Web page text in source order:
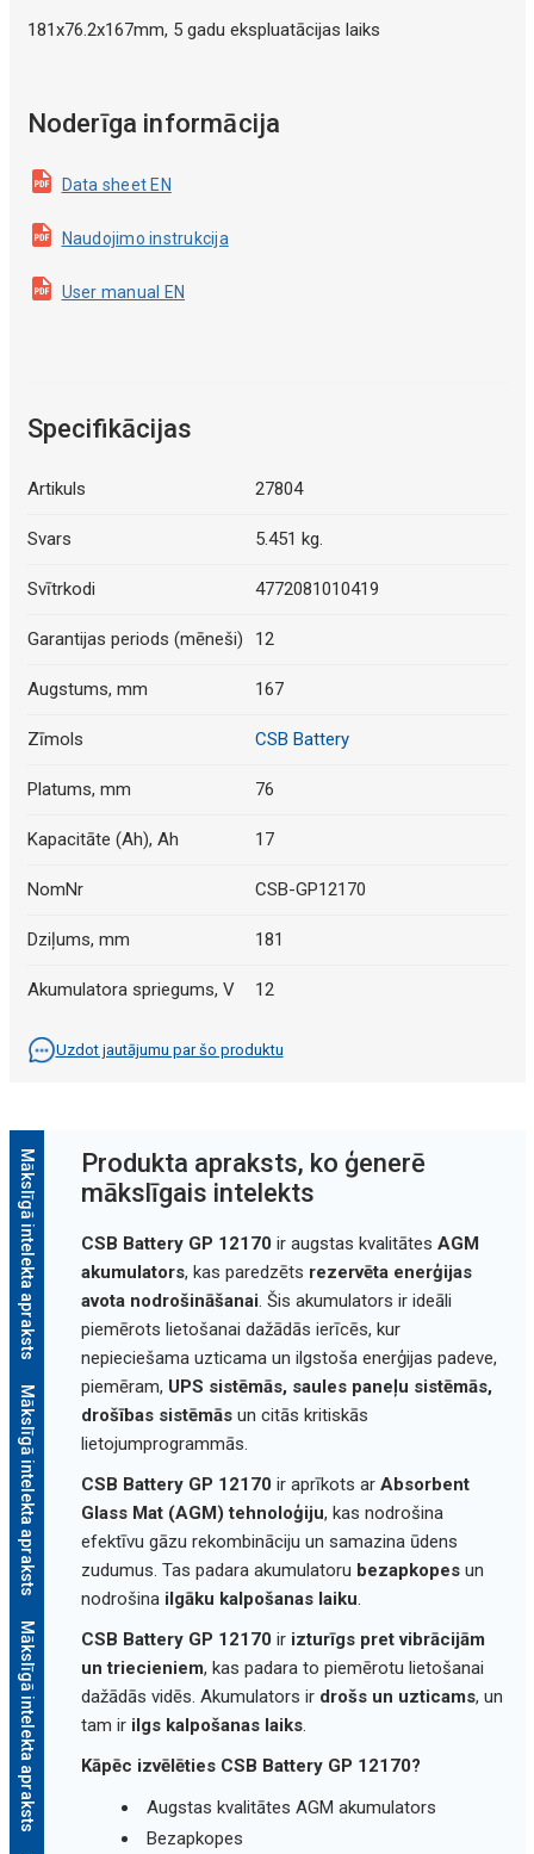
181x76.2x167mm, 5 gadu ekspluatācijas laiks
Noderīga informācija
Data sheet EN
Naudojimo instrukcija
User manual EN
Specifikācijas
Artikuls 27804
Svars 5.451 kg.
Svītrkodi 4772081010419
Garantijas periods (mēneši) 12
Augstums, mm 167
Zīmols CSB Battery
Platums, mm 76
Kapacitāte (Ah), Ah 17
NomNr CSB-GP12170
Dziļums, mm 181
Akumulatora spriegums, V 12
Uzdot jautājumu par šo produktu
Mākslīgā intelekta apraksts
Mākslīgā intelekta apraksts
Mākslīgā intelekta apraksts
Produkta apraksts, ko ģenerē
mākslīgais intelekts
CSB Battery GP 12170 ir augstas kvalitātes AGM
akumulators, kas paredzēts rezervēta enerģijas
avota nodrošināšanai. Šis akumulators ir ideāli
piemērots lietošanai dažādās ierīcēs, kur
nepieciešama uzticama un ilgstoša enerģijas padeve,
piemēram, UPS sistēmās, saules paneļu sistēmās,
drošības sistēmāsun citās kritiskās
lietojumprogrammās.
CSB Battery GP 12170 ir aprīkots ar Absorbent
Glass Mat (AGM) tehnoloģiju, kas nodrošina
efektīvu gāzu rekombināciju un samazina ūdens
zudumus. Tas padara akumulatoru bezapkopesun
nodrošina ilgāku kalpošanas laiku.
CSB Battery GP 12170 ir izturīgs pret vibrācijām
un triecieniem, kas padara to piemērotu lietošanai
dažādās vidēs. Akumulators ir drošs un uzticams, un
tam ir ilgs kalpošanas laiks.
Kāpēc izvēlēties CSB Battery GP 12170?
Augstas kvalitātes AGM akumulators
Bezapkopes